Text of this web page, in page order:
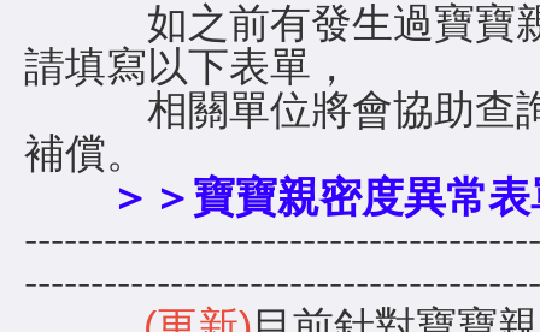
如之前有發生過寶寶親
請填寫以下表單，
相關單位將會協助查詢
補償。
＞＞寶寶親密度異常